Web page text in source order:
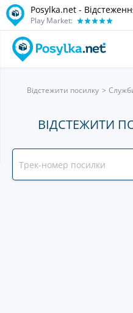
Posylka.net -
Play Market:
Відстежити посилку
ВІДСТЕЖИТИ